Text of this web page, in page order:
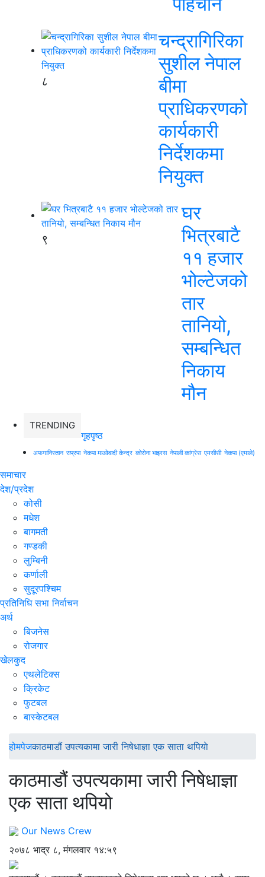
८
चन्द्रागिरिका
सुशील नेपाल
बीमा
प्राधिकरणको
कार्यकारी
निर्देशकमा
नियुक्त
९
घर
भित्रबाटै
११ हजार
भोल्टेजको
तार
तानियो,
सम्बन्धित
निकाय
मौन
TRENDING
अफगानिस्तान राप्रपा नेकपा माओवादी केन्द्र कोरोना भाइरस नेपाली कांग्रेस एमसीसी नेकपा (एमाले)
गृहपृष्ठ
समाचार
देश/प्रदेश
कोसी
मधेश
बागमती
गण्डकी
लुम्बिनी
कर्णाली
सुदूरपश्चिम
प्रतिनिधि सभा निर्वाचन
अर्थ
बिजनेस
रोजगार
खेलकुद
एथलेटिक्स
क्रिकेट
फुटबल
बास्केटबल
होमपेजकाठमाडौं उपत्यकामा जारी निषेधाज्ञा एक साता थपियाे
काठमाडौं उपत्यकामा जारी निषेधाज्ञा
एक साता थपियाे
Our News Crew
२०७८ भाद्र ८, मंगलवार १४:५९